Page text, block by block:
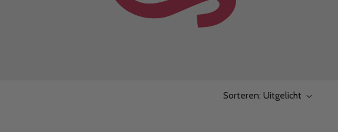
Sorteren: Uitgelicht